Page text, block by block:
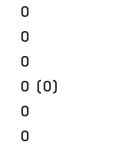
0
0
0
0 (0)
0
0